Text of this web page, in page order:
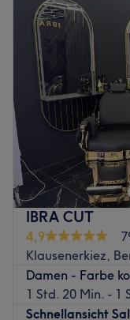
IBRA CUT
4,9
Klausenerkiez,
Damen - Farbe
1 Std. 20 Min. - 1
Schnellansicht